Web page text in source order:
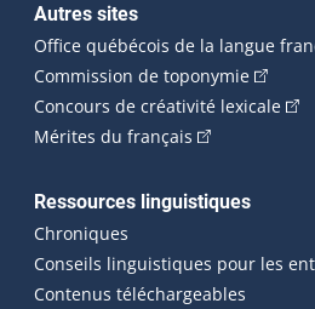
Autres sites
Office québécois de la langue
Commission de toponymie(Cet
Concours de créativité lexicale
Mérites du français (Cet
Ressources linguistiques
Chroniques
Conseils linguistiques pour les
Contenus téléchargeables